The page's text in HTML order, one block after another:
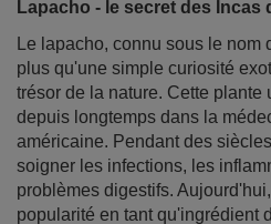
problèmes digestifs.
popularité en tant qu'ingrédient
yerba mate. Découvrez ce
quelles sont ses propriétés et
intégrer cet ingrédient fascinant
En savoir plus